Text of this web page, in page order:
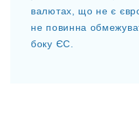
валютах, що не є
не повинна
боку ЄС.